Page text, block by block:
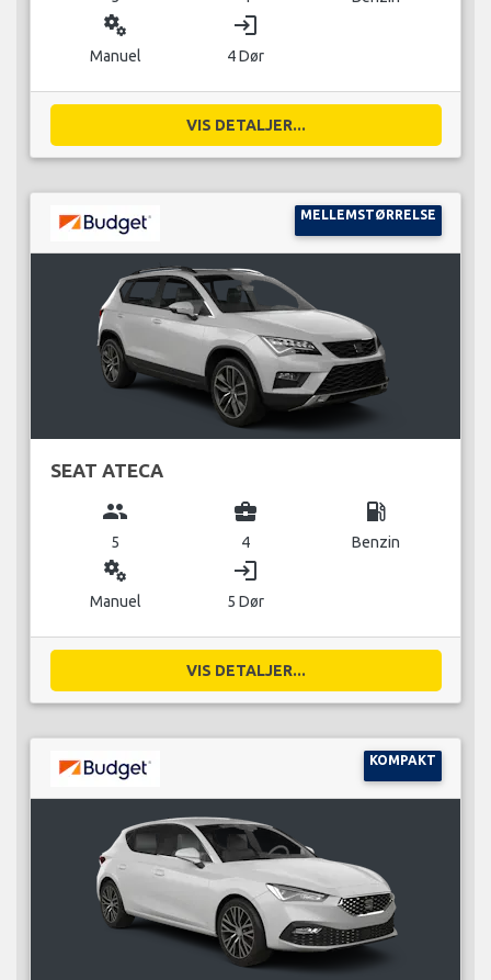
miscellaneous_services
Manuel
login
4 Dør
VIS DETALJER...
MELLEMSTØRRELSE
SEAT ATECA
group
5
business_center
4
local_gas_station
Benzin
miscellaneous_services
Manuel
login
5 Dør
VIS DETALJER...
KOMPAKT